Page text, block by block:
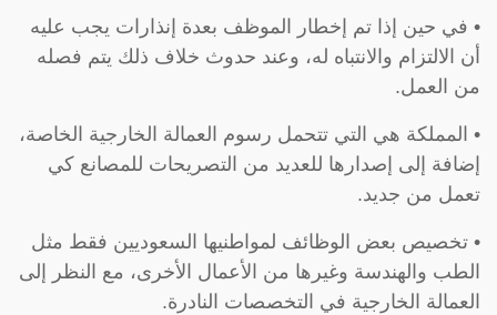
• في حين إذا تم إخطار الموظف بعدة إنذارات يجب عليه
أن الالتزام والانتباه له، وعند حدوث خلاف ذلك يتم فصله
من العمل.
• المملكة هي التي تتحمل رسوم العمالة الخارجية الخاصة،
إضافة إلى إصدارها للعديد من التصريحات للمصانع كي
تعمل من جديد.
• تخصيص بعض الوظائف لمواطنيها السعوديين فقط مثل
الطب والهندسة وغيرها من الأعمال الأخرى، مع النظر إلى
العمالة الخارجية في التخصصات النادرة.